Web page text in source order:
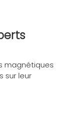
magnétiques
sur leur